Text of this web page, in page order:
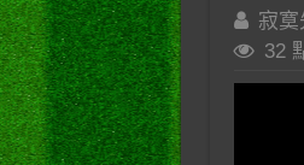
寂寞
32